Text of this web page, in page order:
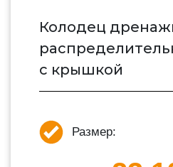
Колодец
с крышкой
Размер: